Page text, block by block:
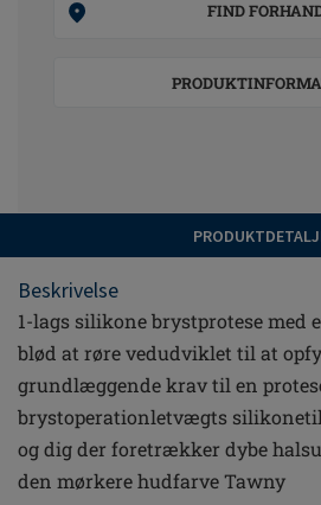
FIND
Beskrivelse
1-lags silikone brystprotese med
blød at røre vedudviklet til at
grundlæggende krav til en
brystoperationletvægts
og dig der foretrækker dybe
den mørkere hudfarve Tawny